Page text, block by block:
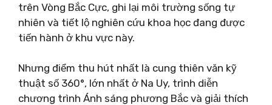
trên Vòng Bắc Cực, ghi lại môi trường sống tự
nhiên và tiết lộ nghiên cứu khoa học đang được
tiến hành ở khu vực này.
Nhưng điểm thu hút nhất là cung thiên văn kỹ
thuật số 360°, lớn nhất ở Na Uy, trình diễn
chương trình Ánh sáng phương Bắc và giải thích